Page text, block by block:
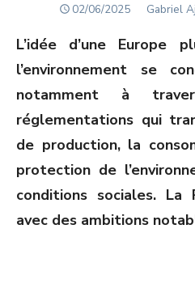
POSTED
02/06/2025 Author
Gabriel
L’idée d’une Europe
l’environnement se
notamment à
réglementations qui
de production, la
protection de
conditions sociales. La
avec des ambitions